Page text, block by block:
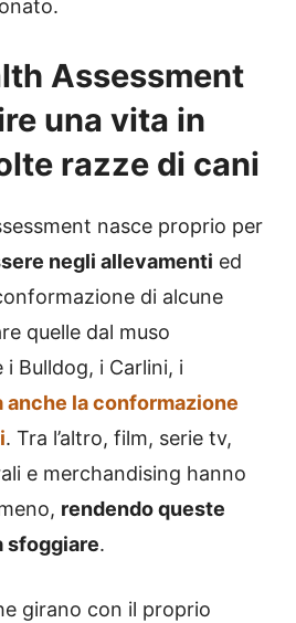
Assessment
una vita in
razze di cani
nasce proprio per
negli allevamenti ed
di alcune
quelle dal muso
Bulldog, i Carlini, i
anche la conformazione
. Tra l’altro, film, serie tv,
e merchandising hanno
rendendo queste
sfoggiare.
girano con il proprio